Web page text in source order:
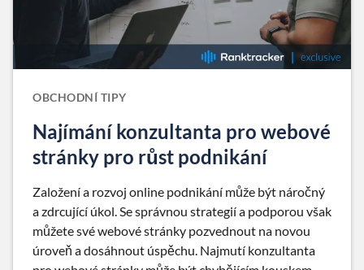
OBCHODNÍ TIPY
Najímání konzultanta pro webové
stránky pro růst podnikání
Založení a rozvoj online podnikání může být náročný
a zdrcující úkol. Se správnou strategií a podporou však
můžete své webové stránky pozvednout na novou
úroveň a dosáhnout úspěchu. Najmutí konzultanta